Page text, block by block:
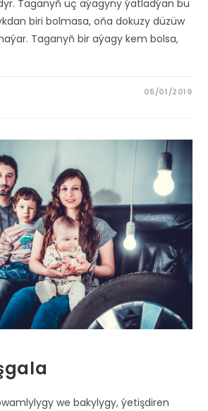
Taganyň üç aýagyny ýatladýan bu
biri bolmasa, oňa dokuzy düzüw
Taganyň bir aýagy kem bolsa,
05/01/2019
we bakylygy, ýetişdiren